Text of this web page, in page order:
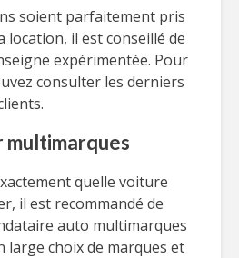
soient parfaitement pris
location, il est conseillé de
expérimentée. Pour
consulter les derniers
quelle voiture
il est recommandé de
auto multimarques
large choix de marques et